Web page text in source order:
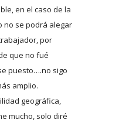
en el caso de la
no se podrá alegar
por
que no fué
puesto….no sigo
amplio.
geográfica,
mucho, solo diré